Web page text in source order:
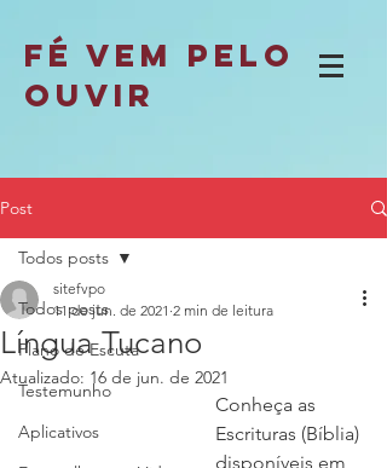
fé vem pelo
ouvir
Post
Todos posts
Plano de Escuta
Testemunho
Aplicativos
Todos posts
Língua Tucano
sitefvpo
11 de jun. de 2021 2 min de leitura
Atualizado: 16 de jun. de 2021
Conheça as
Escrituras (Bíblia)
disponíveis em